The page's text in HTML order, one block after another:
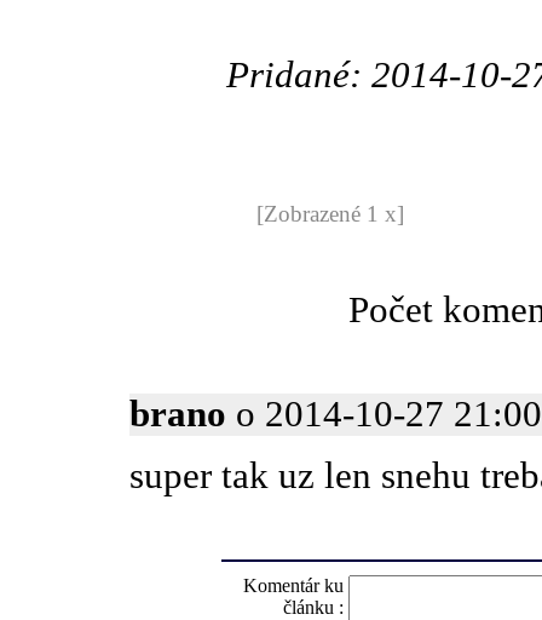
Pridané: 2014-10-
[Zobrazené 1 x]
Počet
brano o 2014-10-27
super tak uz len snehu
Komentár ku
článku :